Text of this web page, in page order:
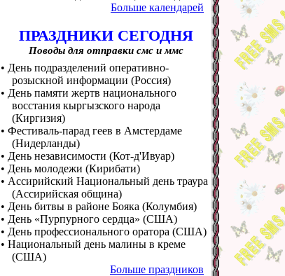
Больше календарей
ПРАЗДНИКИ СЕГОДНЯ
Поводы для отправки смс и ммс
• День подразделений оперативно-
розыскной информации (Россия)
• День памяти жертв национального
восстания кыргызского народа
(Киргизия)
• Фестиваль-парад геев в Амстердаме
(Нидерланды)
• День независимости (Кот-д'Ивуар)
• День молодежи (Кирибати)
• Ассирийский Национальный день траура
(Ассирийская община)
• День битвы в районе Бояка (Колумбия)
• День «Пурпурного сердца» (США)
• День профессионального оратора (США)
• Национальный день малины в креме
(США)
Больше праздников